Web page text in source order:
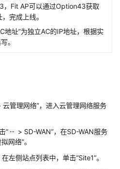
，Fit AP可以通过Option43获取
完成上线。
地址”为独立AC的IP地址，根据实
。
云管理网络”，进入云管理网络服务
“
> SD-WAN”，在SD-WAN服务
网络”。
左侧站点列表中，单击“Site1”。